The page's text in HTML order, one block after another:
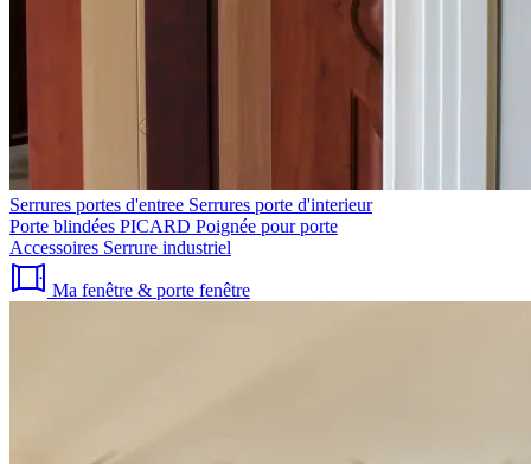
Serrures portes d'entree Serrures porte d'interieur
Porte blindées PICARD Poignée pour porte
Accessoires Serrure industriel
Ma fenêtre & porte fenêtre